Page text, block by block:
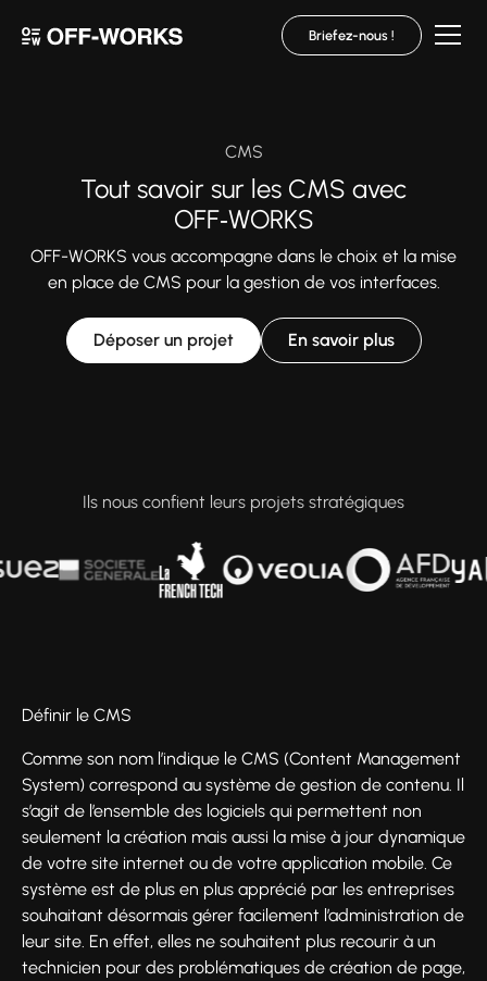
Briefez-nous !
CMS
Tout savoir sur les CMS avec
OFF‑WORKS
OFF-WORKS vous accompagne dans le choix et la mise
en place de CMS pour la gestion de vos interfaces.
Déposer un projet En savoir plus
Ils nous confient leurs projets stratégiques
Définir le CMS
Comme son nom l’indique le CMS (Content Management
System) correspond au système de gestion de contenu. Il
s’agit de l’ensemble des logiciels qui permettent non
seulement la création mais aussi la mise à jour dynamique
de votre site internet ou de votre application mobile. Ce
système est de plus en plus apprécié par les entreprises
souhaitant désormais gérer facilement l’administration de
leur site. En effet, elles ne souhaitent plus recourir à un
technicien pour des problématiques de création de page,